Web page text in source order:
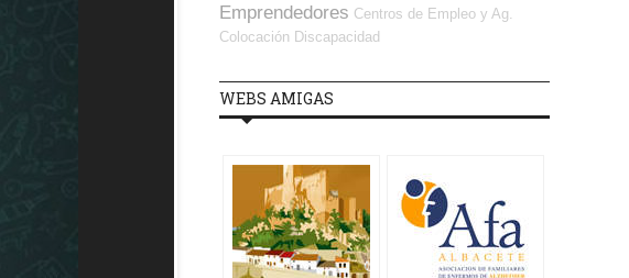
Emprendedores Centros de Empleo y Ag.
Colocación Discapacidad
WEBS AMIGAS